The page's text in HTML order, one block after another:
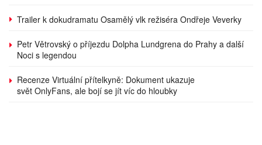
Trailer k dokudramatu Osamělý vlk režiséra Ondřeje Veverky
Petr Větrovský o příjezdu Dolpha Lundgrena do Prahy a další
Noci s legendou
Recenze Virtuální přítelkyně: Dokument ukazuje
svět OnlyFans, ale bojí se jít víc do hloubky